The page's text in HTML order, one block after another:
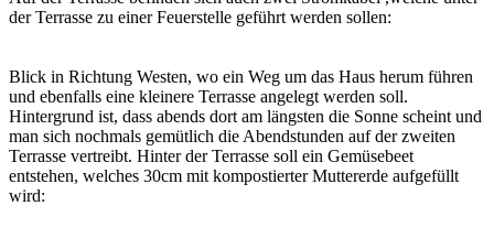
der Terrasse zu einer Feuerstelle geführt werden sollen:
Blick in Richtung Westen, wo ein Weg um das Haus herum führen
und ebenfalls eine kleinere Terrasse angelegt werden soll.
Hintergrund ist, dass abends dort am längsten die Sonne scheint und
man sich nochmals gemütlich die Abendstunden auf der zweiten
Terrasse vertreibt. Hinter der Terrasse soll ein Gemüsebeet
entstehen, welches 30cm mit kompostierter Muttererde aufgefüllt
wird: